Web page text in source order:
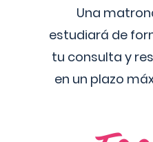
Una
estudiará de
tu consulta y
en un plazo